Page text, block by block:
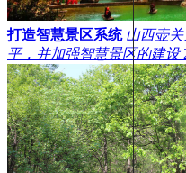
打造智慧景区系统 山西壶
平，并加强智慧景区的建设